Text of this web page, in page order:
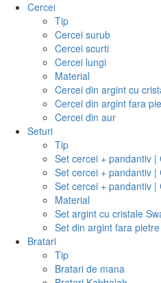
Cercei
Tip
Cercei surub
Cercei scurti
Cercei lungi
Material
Cercei din argint cu
Cercei din argint fara
Cercei din aur
Seturi
Tip
Set cercei + pandantiv |
Set cercei + pandantiv |
Set cercei + pandantiv |
Material
Set argint cu cristale
Set din argint fara pietre
Bratari
Tip
Bratari de mana